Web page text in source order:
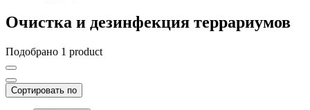
Очистка и дезинфекция террариумов
Подобрано 1 product
Сортировать по